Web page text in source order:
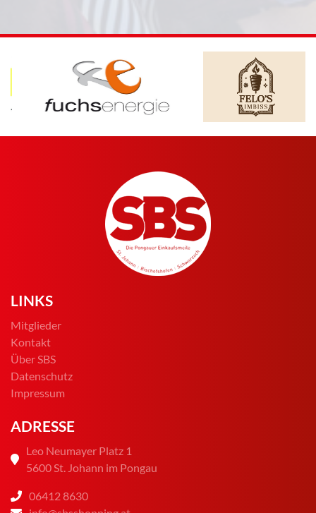
LINKS
Mitglieder
Kontakt
Über SBS
Datenschutz
Impressum
ADRESSE
Leo Neumayer Platz 1
5600 St. Johann im Pongau
06412 8630